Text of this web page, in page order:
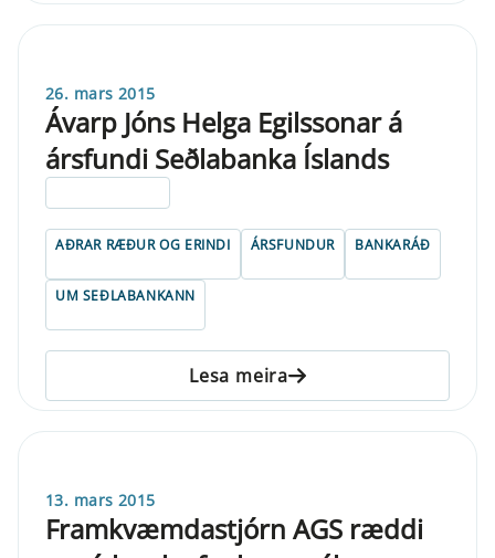
26. mars 2015
Ávarp Jóns Helga Egilssonar á
ársfundi Seðlabanka Íslands
AÐRAR RÆÐUR OG ERINDI ÁRSFUNDUR BANKARÁÐ
UM SEÐLABANKANN
Lesa meira
13. mars 2015
Framkvæmdastjórn AGS ræddi